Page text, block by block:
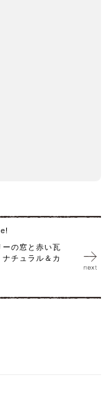
ーの窓と赤い瓦
ナチュラル＆カ